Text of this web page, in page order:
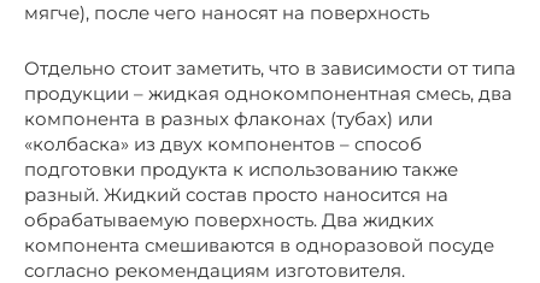
мягче), после чего наносят на поверхность
Отдельно стоит заметить, что в зависимости от типа
продукции – жидкая однокомпонентная смесь, два
компонента в разных флаконах (тубах) или
«колбаска» из двух компонентов – способ
подготовки продукта к использованию также
разный. Жидкий состав просто наносится на
обрабатываемую поверхность. Два жидких
компонента смешиваются в одноразовой посуде
согласно рекомендациям изготовителя.